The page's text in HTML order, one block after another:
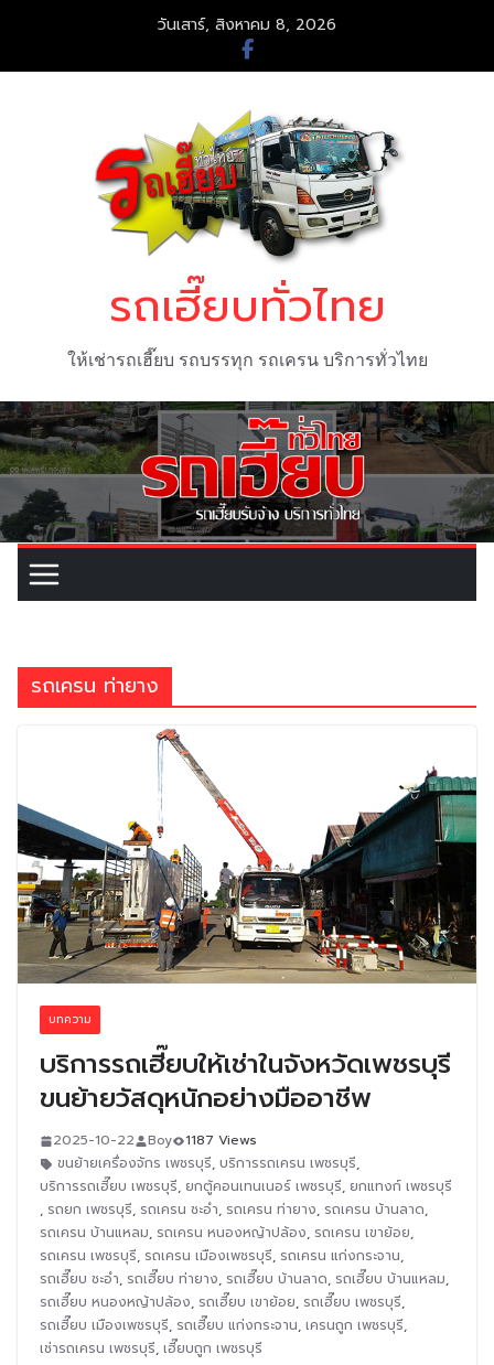
content
วันเสาร์, สิงหาคม 8, 2026
รถเฮี๊ยบทั่วไทย
ให้เช่ารถเฮี๊ยบ รถบรรทุก รถเครน บริการทั่วไทย
รถเครน ท่ายาง
บทความ
บริการรถเฮี๊ยบให้เช่าในจังหวัดเพชรบุรี
ขนย้ายวัสดุหนักอย่างมืออาชีพ
2025-10-22 Boy
1187 Views
ขนย้ายเครื่องจักร เพชรบุรี, บริการรถเครน เพชรบุรี,
บริการรถเฮี๊ยบ เพชรบุรี, ยกตู้คอนเทนเนอร์ เพชรบุรี, ยกแทงก์ เพชรบุรี
, รถยก เพชรบุรี, รถเครน ชะอำ, รถเครน ท่ายาง, รถเครน บ้านลาด,
รถเครน บ้านแหลม, รถเครน หนองหญ้าปล้อง, รถเครน เขาย้อย,
รถเครน เพชรบุรี, รถเครน เมืองเพชรบุรี, รถเครน แก่งกระจาน,
รถเฮี๊ยบ ชะอำ, รถเฮี๊ยบ ท่ายาง, รถเฮี๊ยบ บ้านลาด, รถเฮี๊ยบ บ้านแหลม,
รถเฮี๊ยบ หนองหญ้าปล้อง, รถเฮี๊ยบ เขาย้อย, รถเฮี๊ยบ เพชรบุรี,
รถเฮี๊ยบ เมืองเพชรบุรี, รถเฮี๊ยบ แก่งกระจาน, เครนถูก เพชรบุรี,
เช่ารถเครน เพชรบุรี, เฮี๊ยบถูก เพชรบุรี